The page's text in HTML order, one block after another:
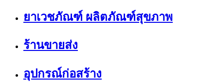
ยาเวชภัณฑ์ ผลิตภัณฑ์สุขภาพ
ร้านขายส่ง
อุปกรณ์ก่อสร้าง